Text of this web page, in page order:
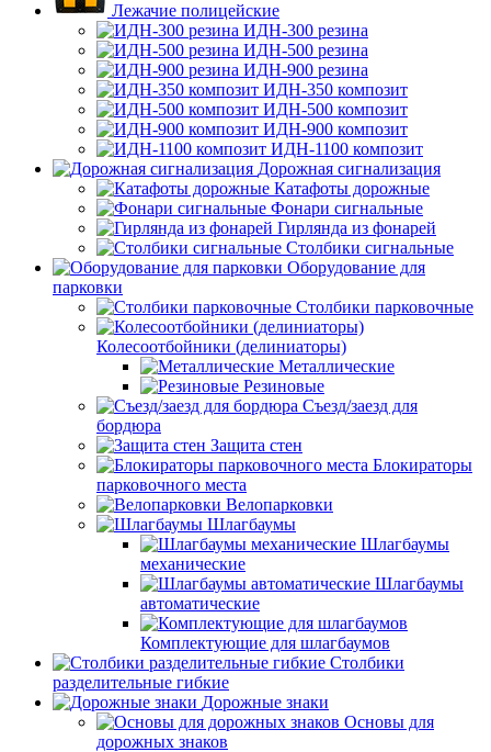
Лежачие полицейские
ИДН-300 резина
ИДН-500 резина
ИДН-900 резина
ИДН-350 композит
ИДН-500 композит
ИДН-900 композит
ИДН-1100 композит
Дорожная сигнализация
Катафоты дорожные
Фонари сигнальные
Гирлянда из фонарей
Столбики сигнальные
Оборудование для
парковки
Столбики парковочные
Колесоотбойники (делиниаторы)
Металлические
Резиновые
Съезд/заезд для
бордюра
Защита стен
Блокираторы
парковочного места
Велопарковки
Шлагбаумы
Шлагбаумы
механические
Шлагбаумы
автоматические
Комплектующие для шлагбаумов
Столбики
разделительные гибкие
Дорожные знаки
Основы для
дорожных знаков